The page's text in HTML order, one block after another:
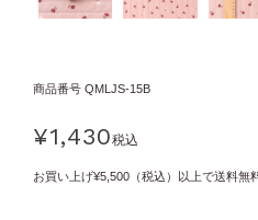
商品番号 QMLJS-15B
¥1,430税込
お買い上げ¥5,500（税込）以上で送料無